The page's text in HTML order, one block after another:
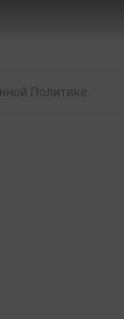
Политике.